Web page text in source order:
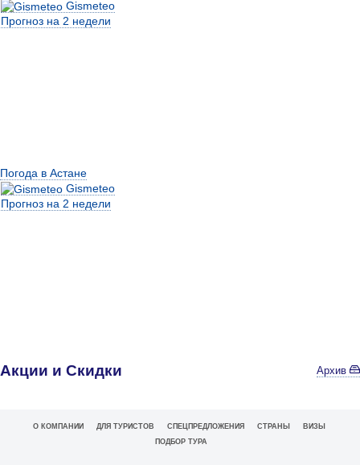
Gismeteo
Прогноз на 2 недели
Погода в Астане
Gismeteo
Прогноз на 2 недели
Акции и Скидки Архив
О КОМПАНИИ ДЛЯ ТУРИСТОВ СПЕЦПРЕДЛОЖЕНИЯ СТРАНЫ
ВИЗЫ
ПОДБОР ТУРА